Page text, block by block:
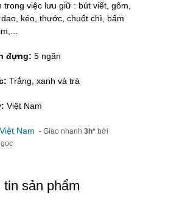
trong việc lưu giữ : bút viết, gôm,
kéo, thước, chuốt chì, bấm
đựng: 5 ngăn
Trắng, xanh và trà
Việt Nam
Việt Nam - Giao nhanh 3h* bởi
tin sản phẩm